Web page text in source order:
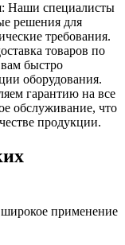
: Наши специалисты
решения для
требования.
товаров по
быстро
оборудования.
гарантию на все
обслуживание, что
продукции.
применение